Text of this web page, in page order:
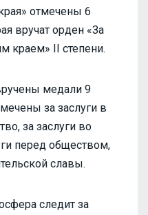
отмечены 6
вручат орден «За
краем» II степени.
медали 9
за заслуги в
за заслуги во
перед обществом,
славы.
следит за